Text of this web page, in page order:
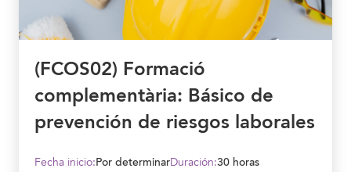
(FCOS02) Formació
complementària: Básico de
prevención de riesgos laborales
Fecha inicio:Por determinarDuración:30 horas